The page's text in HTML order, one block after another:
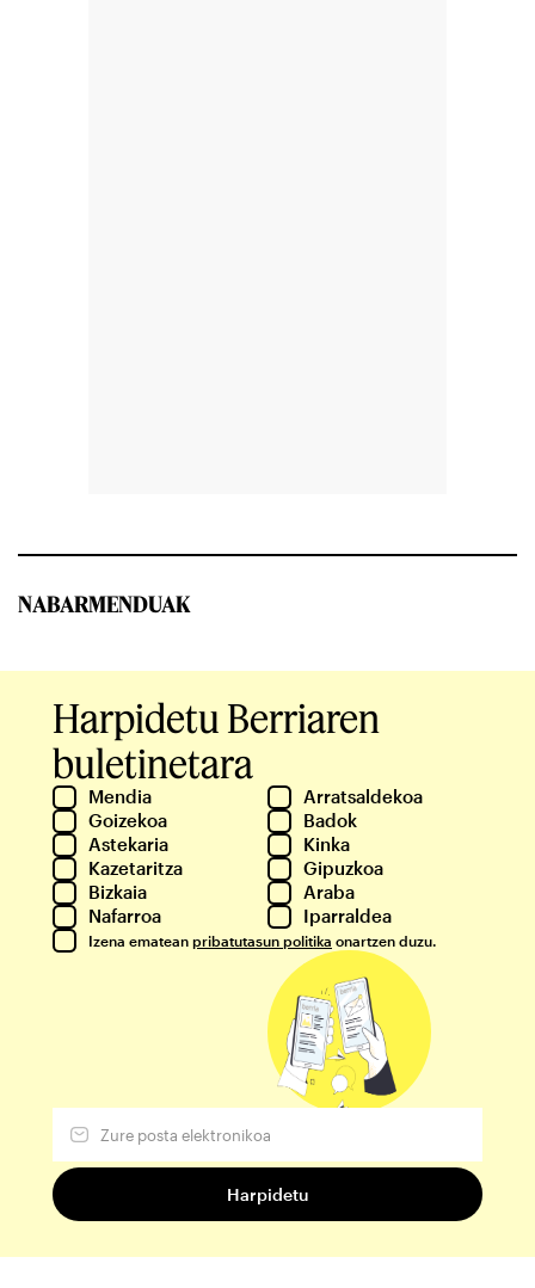
NABARMENDUAK
Harpidetu Berriaren
buletinetara
Mendia
Arratsaldekoa
Goizekoa
Badok
Astekaria
Kinka
Kazetaritza
Gipuzkoa
Bizkaia
Araba
Nafarroa
Iparraldea
Izena ematean pribatutasun politika onartzen duzu.